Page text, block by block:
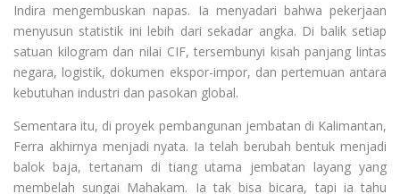
Indira mengembuskan napas. Ia menyadari bahwa pekerjaan
menyusun statistik ini lebih dari sekadar angka. Di balik setiap
satuan kilogram dan nilai CIF, tersembunyi kisah panjang lintas
negara, logistik, dokumen ekspor-impor, dan pertemuan antara
kebutuhan industri dan pasokan global.
Sementara itu, di proyek pembangunan jembatan di Kalimantan,
Ferra akhirnya menjadi nyata. Ia telah berubah bentuk menjadi
balok baja, tertanam di tiang utama jembatan layang yang
membelah sungai Mahakam. Ia tak bisa bicara, tapi ia tahu